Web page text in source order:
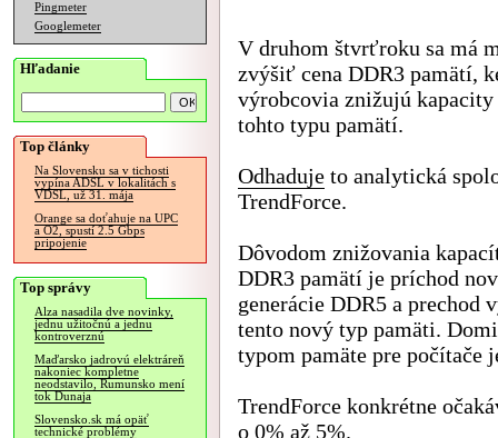
Pingmeter
Googlemeter
Hľadanie
Top články
Na Slovensku sa v tichosti
vypína ADSL v lokalitách s
VDSL, už 31. mája
Orange sa doťahuje na UPC
a O2, spustí 2.5 Gbps
pripojenie
Top správy
Alza nasadila dve novinky,
jednu užitočnú a jednu
kontroverznú
Maďarsko jadrovú elektráreň
nakoniec kompletne
neodstavilo, Rumunsko mení
tok Dunaja
Slovensko.sk má opäť
technické problémy
V druhom štvrťroku sa má
zvýšiť cena DDR3 pamätí,
výrobcovia znižujú
tohto typu pamätí.
Odhaduje to analytická
TrendForce.
Dôvodom znižovania
DDR3 pamätí je príchod
generácie DDR5 a prechod
tento nový typ pamäti.
typom pamäte pre počítače
TrendForce konkrétne
o 0% až 5%.